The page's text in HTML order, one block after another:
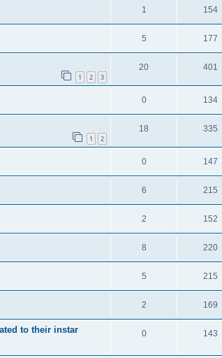
1 154
5 177
1 2 3
20 401
0 134
1 2
18 335
0 147
6 215
2 152
8 220
5 215
2 169
to their instar
0 143